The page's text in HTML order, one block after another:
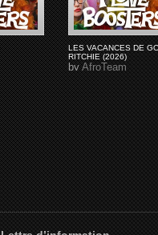
LES VACANCES DE
RITCHIE (2026)
byAfroTeam